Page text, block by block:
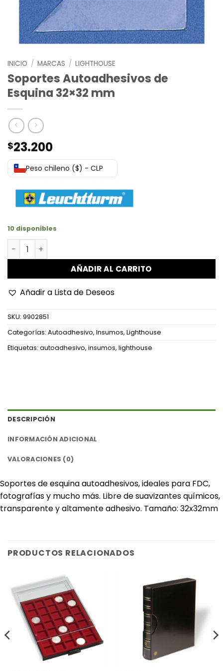
INICIO / MARCAS / LIGHTHOUSE
Soportes Autoadhesivos de
Esquina 32×32 mm
$23.200
Peso chileno ($) - CLP
10 disponibles
Soportes Autoadhesivos de Esquina 32x32 mm cantidad
AÑADIR AL CARRITO
Añadir a Lista de Deseos
SKU: 9902851
Categorías: Autoadhesivo, Insumos, Lighthouse
Etiquetas: autoadhesivo, insumos, lighthouse
DESCRIPCIÓN
INFORMACIÓN ADICIONAL
VALORACIONES (0)
Soportes de esquina autoadhesivos, ideales para FDC,
fotografías y mucho más. Libre de suavizantes químicos,
transparente y altamente adhesivo. Tamaño: 32x32mm
PRODUCTOS RELACIONADOS